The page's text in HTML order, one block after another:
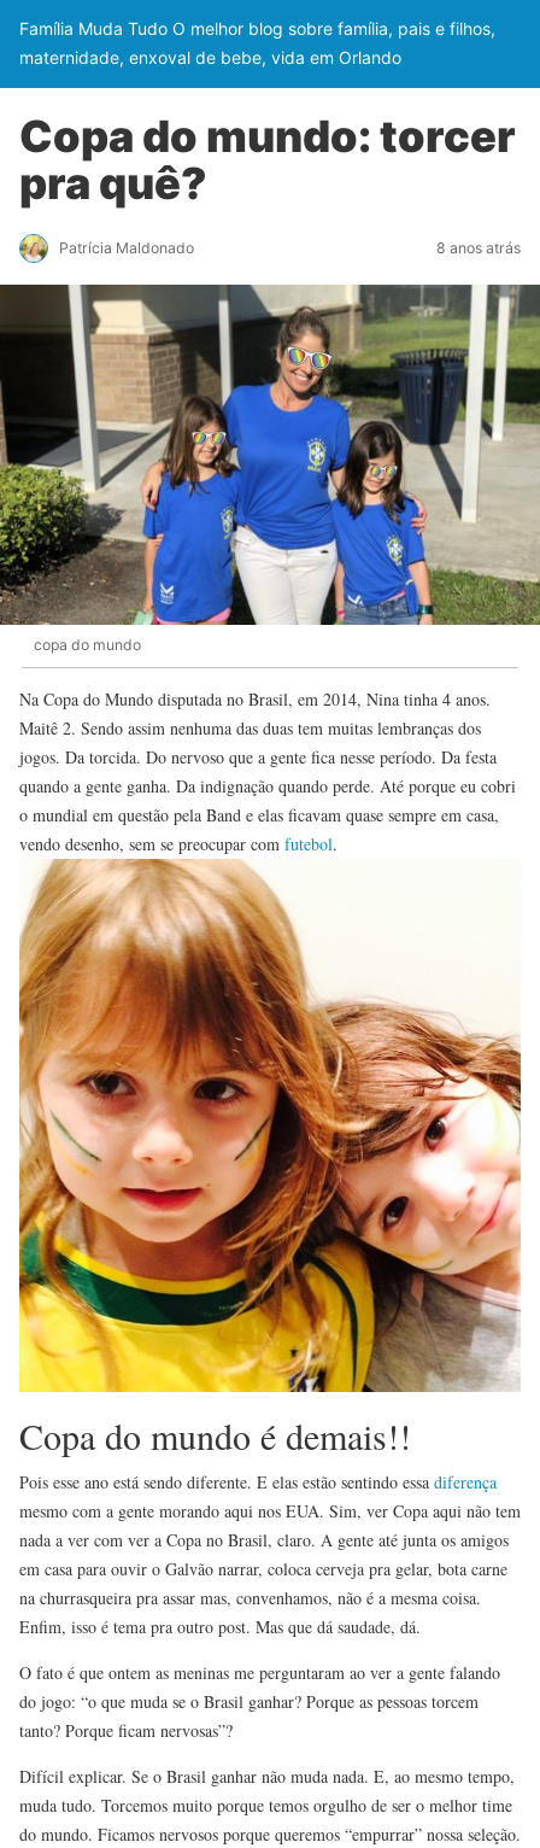
Família Muda Tudo O melhor blog sobre família, pais e filhos,
maternidade, enxoval de bebe, vida em Orlando
Copa do mundo: torcer
pra quê?
Patrícia Maldonado 8 anos atrás
copa do mundo
Na Copa do Mundo disputada no Brasil, em 2014, Nina tinha 4 anos.
Maitê 2. Sendo assim nenhuma das duas tem muitas lembranças dos
jogos. Da torcida. Do nervoso que a gente fica nesse período. Da festa
quando a gente ganha. Da indignação quando perde. Até porque eu cobri
o mundial em questão pela Band e elas ficavam quase sempre em casa,
vendo desenho, sem se preocupar com futebol.
Copa do mundo é demais!!
Pois esse ano está sendo diferente. E elas estão sentindo essa diferença
mesmo com a gente morando aqui nos EUA. Sim, ver Copa aqui não tem
nada a ver com ver a Copa no Brasil, claro. A gente até junta os amigos
em casa para ouvir o Galvão narrar, coloca cerveja pra gelar, bota carne
na churrasqueira pra assar mas, convenhamos, não é a mesma coisa.
Enfim, isso é tema pra outro post. Mas que dá saudade, dá.
O fato é que ontem as meninas me perguntaram ao ver a gente falando
do jogo: “o que muda se o Brasil ganhar? Porque as pessoas torcem
tanto? Porque ficam nervosas”?
Difícil explicar. Se o Brasil ganhar não muda nada. E, ao mesmo tempo,
muda tudo. Torcemos muito porque temos orgulho de ser o melhor time
do mundo. Ficamos nervosos porque queremos “empurrar” nossa seleção.